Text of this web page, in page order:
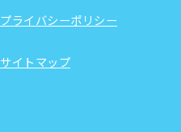
プライバシーポリシー
サイトマップ